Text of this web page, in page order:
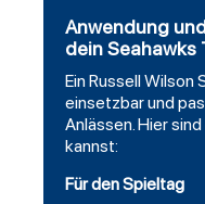
Anwendung
dein
Ein Russell
einsetzbar und
Anlässen. Hier
kannst:
Für den Spieltag